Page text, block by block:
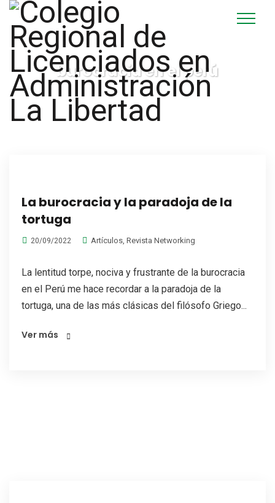
burocracia en el perú
La burocracia y la paradoja de la
tortuga
20/09/2022 Artículos, Revista Networking
La lentitud torpe, nociva y frustrante de la burocracia
en el Perú me hace recordar a la paradoja de la
tortuga, una de las más clásicas del filósofo Griego...
Ver más